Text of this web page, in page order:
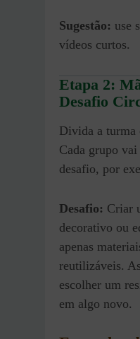
Sugestão: use
vídeos curtos.
Etapa 2:
Desafio
Divida a turma
Cada grupo
desafio, por
Desafio: Criar
decorativo ou
apenas
reutilizáveis.
escolher um
em algo novo.